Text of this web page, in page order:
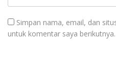
Simpan nama, email, dan
untuk komentar saya berikutnya.